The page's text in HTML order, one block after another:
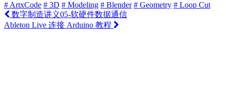
# ArtxCode # 3D # Modeling # Blender # Geometry # Loop Cut
数字制造讲义05-软硬件数据通信
Ableton Live 连接 Arduino 教程